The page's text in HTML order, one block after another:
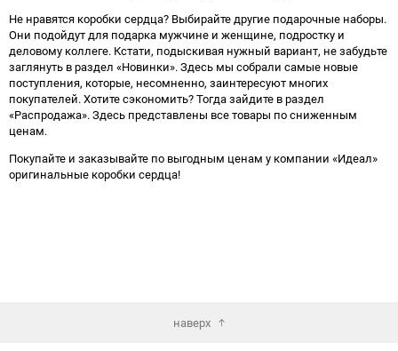
Не нравятся коробки сердца? Выбирайте другие подарочные наборы.
Они подойдут для подарка мужчине и женщине, подростку и
деловому коллеге. Кстати, подыскивая нужный вариант, не забудьте
заглянуть в раздел «Новинки». Здесь мы собрали самые новые
поступления, которые, несомненно, заинтересуют многих
покупателей. Хотите сэкономить? Тогда зайдите в раздел
«Распродажа». Здесь представлены все товары по сниженным
ценам.
Покупайте и заказывайте по выгодным ценам у компании «Идеал»
оригинальные коробки сердца!
наверх